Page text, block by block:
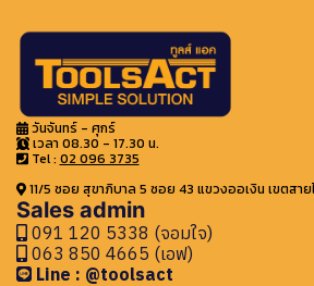
วันจันทร์ - ศุกร์
เวลา 08.30 - 17.30 น.
Tel : 02 096 3735
11/5 ซอย สุขาภิบาล 5 ซอย 43 แขวงออเงิน เขตสา
Sales admin
091 120 5338 (จอมใจ)
063 850 4665 (เอฟ)
Line : @toolsact